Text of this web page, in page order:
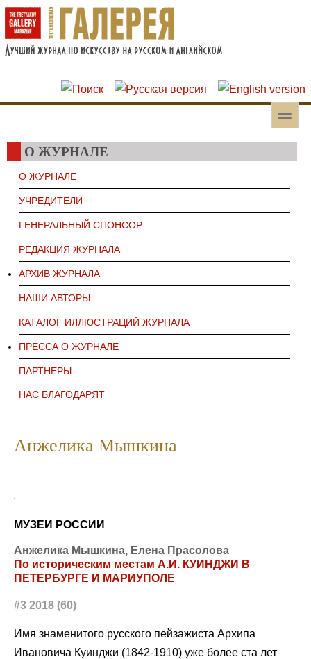
Перейти к основному содержанию
Skip to search
toggle
О ЖУРНАЛЕ
О ЖУРНАЛЕ
УЧРЕДИТЕЛИ
ГЕНЕРАЛЬНЫЙ СПОНСОР
РЕДАКЦИЯ ЖУРНАЛА
АРХИВ ЖУРНАЛА
НАШИ АВТОРЫ
КАТАЛОГ ИЛЛЮСТРАЦИЙ ЖУРНАЛА
ПРЕССА О ЖУРНАЛЕ
ПАРТНЕРЫ
НАС БЛАГОДАРЯТ
Анжелика Мышкина
МУЗЕИ РОССИИ
Анжелика Мышкина, Елена Прасолова
По историческим местам А.И. КУИНДЖИ В
ПЕТЕРБУРГЕ И МАРИУПОЛЕ
#3 2018 (60)
Имя знаменитого русского пейзажиста Архипа
Ивановича Куинджи (1842-1910) уже более ста лет